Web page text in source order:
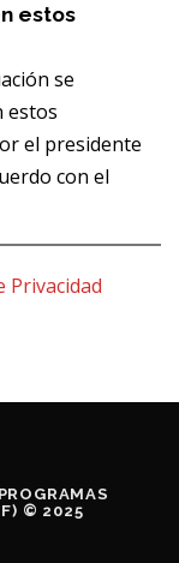
estos
se
estos
el presidente
con el
Privacidad
© 2025